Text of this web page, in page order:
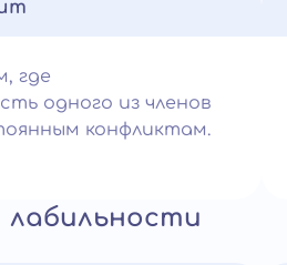
где
одного из членов
конфликтам.
лабильности